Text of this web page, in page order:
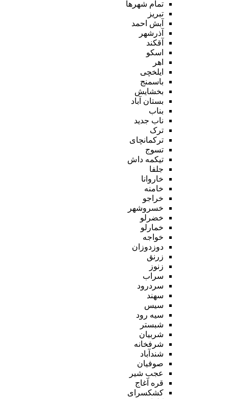
تمام شهر‌ها
تبریز
آبش احمد
آذرشهر
آقکند
اسکو
اهر
ایلخچی
باسمنج
بخشایش
بستان آباد
بناب
ناب جدید
ترک
ترکمانچای
تسوج
تیکمه داش
جلفا
خاروانا
خامنه
خراجو
خسروشهر
خضرلو
خمارلو
خواجه
دوزدوزان
زرنق
زنوز
سراب
سردرود
سهند
سیس
سیه رود
شبستر
شربیان
شرفخانه
شندآباد
صوفیان
عجب شیر
قره آغاج
کشکسرای